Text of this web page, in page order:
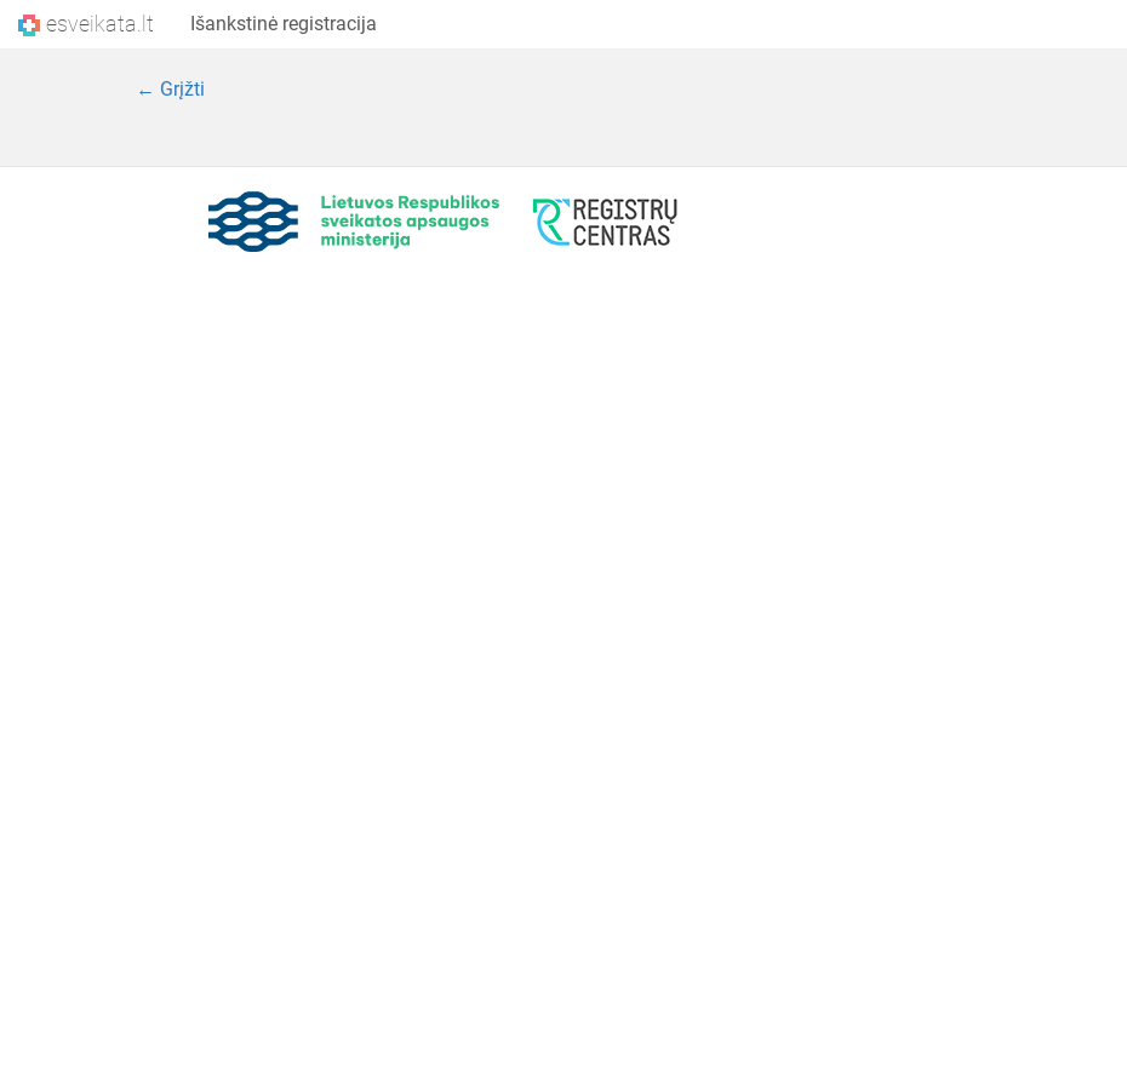
esveikata.lt Išankstinė registracija
← Grįžti